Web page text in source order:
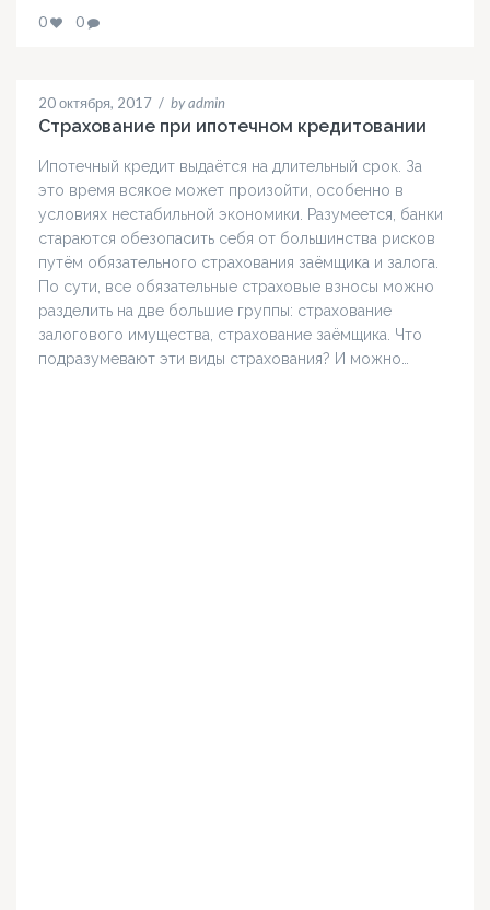
0 0
20 октября, 2017 / by admin
Страхование при ипотечном кредитовании
Ипотечный кредит выдаётся на длительный срок. За
это время всякое может произойти, особенно в
условиях нестабильной экономики. Разумеется, банки
стараются обезопасить себя от большинства рисков
путём обязательного страхования заёмщика и залога.
По сути, все обязательные страховые взносы можно
разделить на две большие группы: страхование
залогового имущества, страхование заёмщика. Что
подразумевают эти виды страхования? И можно…